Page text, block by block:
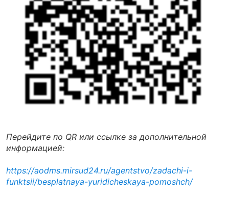
Перейдите по QR или ссылке за дополнительной
информацией:
https://aodms.mirsud24.ru/agentstvo/zadachi-i-
funktsii/besplatnaya-yuridicheskaya-pomoshch/